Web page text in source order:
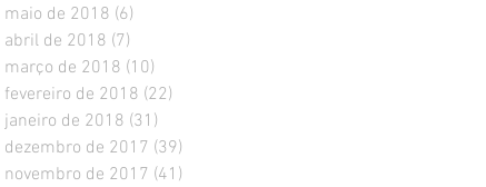
maio de 2018 (6)
abril de 2018 (7)
março de 2018 (10)
fevereiro de 2018 (22)
janeiro de 2018 (31)
dezembro de 2017 (39)
novembro de 2017 (41)